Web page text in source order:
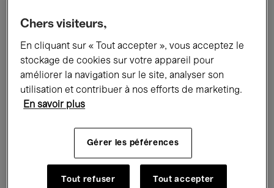
Expositions Films Performances
Rencontres & Débats Jazz
Musique électronique
Chers visiteurs,
En cliquant sur « Tout accepter », vous acceptez le
stockage de cookies sur votre appareil pour
améliorer la navigation sur le site, analyser son
utilisation et contribuer à nos efforts de marketing.
En savoir plus
Gérer les péférences
Tout refuser Tout accepter